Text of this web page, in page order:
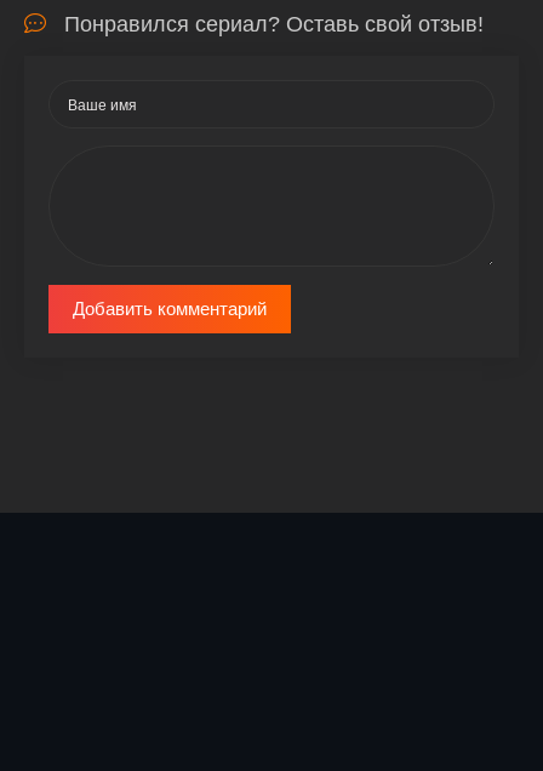
Понравился сериал? Оставь свой отзыв!
Добавить комментарий